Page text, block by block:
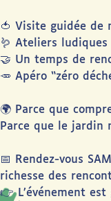
🍅 Visite guidée
🪱 Ateliers
🤝 Un temps de
🥕 Apéro “zéro
🌍 Parce que
Parce que le jardin
📅 Rendez-vous
richesse des
👉 L’événement